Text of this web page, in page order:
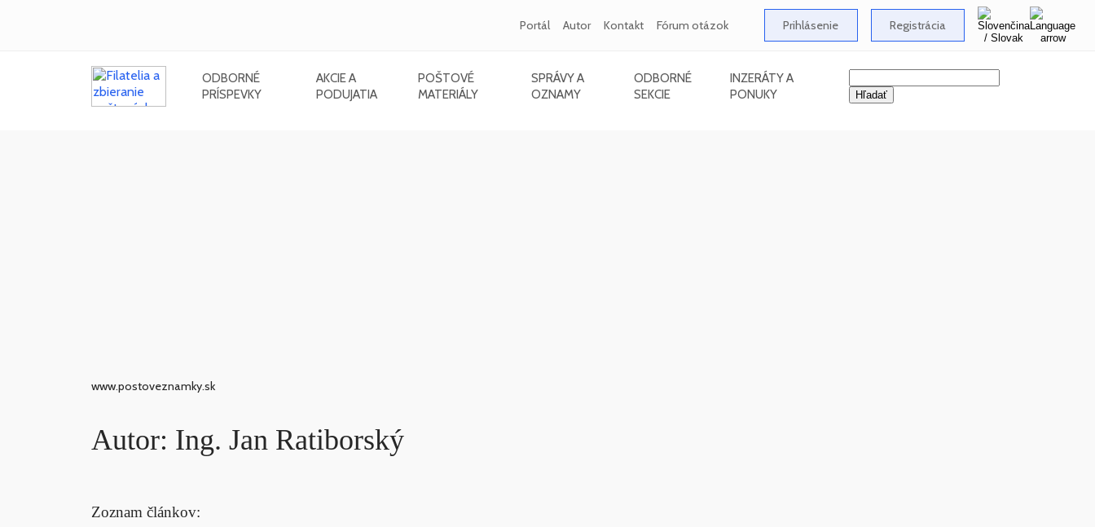
Portál Autor Kontakt Fórum otázok Prihlásenie Registrácia
ODBORNÉ
PRÍSPEVKY
AKCIE A
PODUJATIA
POŠTOVÉ
MATERIÁLY
SPRÁVY A
OZNAMY
ODBORNÉ
SEKCIE
INZERÁTY A
PONUKY
www.postoveznamky.sk
Autor: Ing. Jan Ratiborský
Zoznam článkov: